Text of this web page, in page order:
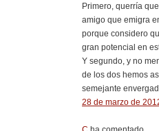
Primero, querría
amigo que emigra
porque considero
gran potencial en
Y segundo, y no
de los dos hemos
semejante
28 de marzo de